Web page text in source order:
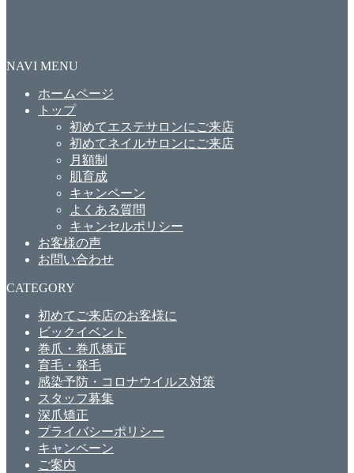
NAVI MENU
ホームページ
トップ
初めてエステサロンにご来店
初めてネイルサロンにご来店
月額制
肌育成
キャンペーン
よくある質問
キャンセルポリシー
お客様の声
お問い合わせ
CATEGORY
初めてご来店のお客様に
ビックイベント
巻爪・巻爪矯正
育毛・発毛
感染予防・コロナウイルス対策
スタッフ募集
深爪矯正
プライバシーポリシー
キャンペーン
ご案内